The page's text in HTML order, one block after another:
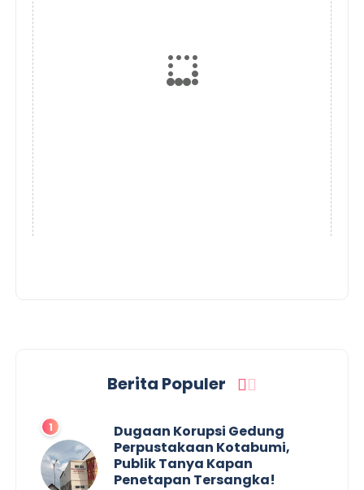
Berita Populer
Dugaan Korupsi Gedung
Perpustakaan Kotabumi,
Publik Tanya Kapan
Penetapan Tersangka!